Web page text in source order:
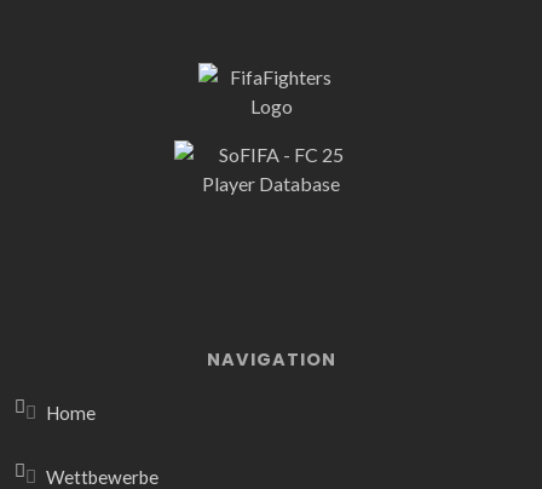
NAVIGATION
Home
Wettbewerbe